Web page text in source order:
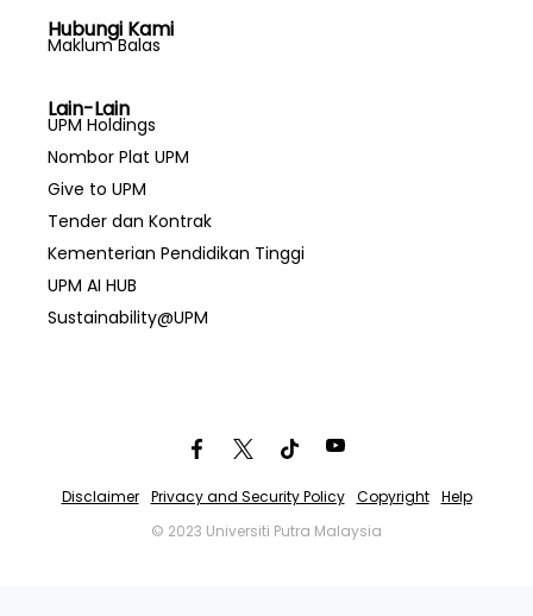
Hubungi Kami
Maklum Balas
Lain-Lain
UPM Holdings
Nombor Plat UPM
Give to UPM
Tender dan Kontrak
Kementerian Pendidikan Tinggi
UPM AI HUB
Sustainability@UPM
Disclaimer Privacy and Security Policy Copyright
Help
© 2023 Universiti Putra Malaysia